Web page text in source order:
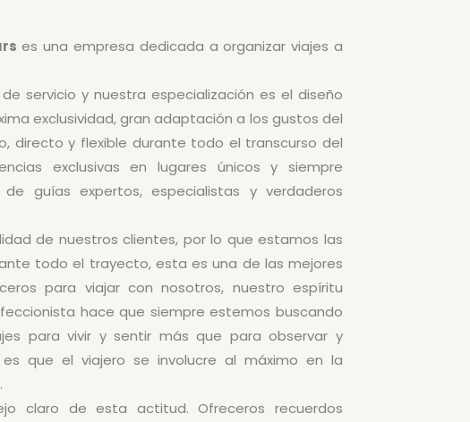
es una empresa dedicada a organizar viajes a
servicio y nuestra especialización es el diseño
exclusividad, gran adaptación a los gustos del
directo y flexible durante todo el transcurso del
exclusivas en lugares únicos y siempre
guías expertos, especialistas y verdaderos
de nuestros clientes, por lo que estamos las
todo el trayecto, esta es una de las mejores
para viajar con nosotros, nuestro espíritu
hace que siempre estemos buscando
para vivir y sentir más que para observar y
que el viajero se involucre al máximo en la
claro de esta actitud. Ofreceros recuerdos